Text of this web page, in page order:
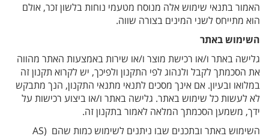
האמור בתנאי שימוש אלה מנוסח מטעמי נוחות בלשון זכר, אולם
הוא מתייחס לשני המינים בצורה שווה.
השימוש באתר
גלישה באתר ו/או רכישת מוצר ו/או שירות באמצעות האתר מהווה
את הסכמתך לקבל ולנהוג לפי התקנון ולפיכך, יש לקרוא תקנון זה
במלואו ובעיון. אם אינך מסכים לתנאי מתנאי התקנון, הנך מתבקש
לא לעשות כל שימוש באתר. גלישה באתר ו/או ביצוע רכישות על
ידך, משמען הסכמתך המלאה לאמור בתקנון זה.
השימוש באתר ובתכנים שבו ניתנים לשימוש כמות שהם (AS